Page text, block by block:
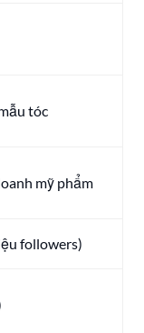
tóc
mỹ phẩm
followers)